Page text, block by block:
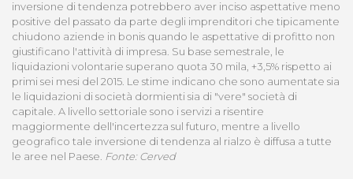
inversione di tendenza potrebbero aver inciso aspettative meno
positive del passato da parte degli imprenditori che tipicamente
chiudono aziende in bonis quando le aspettative di profitto non
giustificano l'attività di impresa. Su base semestrale, le
liquidazioni volontarie superano quota 30 mila, +3,5% rispetto ai
primi sei mesi del 2015. Le stime indicano che sono aumentate sia
le liquidazioni di società dormienti sia di "vere" società di
capitale. A livello settoriale sono i servizi a risentire
maggiormente dell'incertezza sul futuro, mentre a livello
geografico tale inversione di tendenza al rialzo è diffusa a tutte
le aree nel Paese. Fonte: Cerved